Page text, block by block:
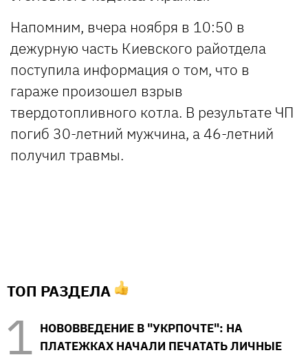
Напомним, вчера ноября в 10:50 в
дежурную часть Киевского райотдела
поступила информация о том, что в
гараже произошел взрыв
твердотопливного котла. В результате ЧП
погиб 30-летний мужчина, а 46-летний
получил травмы.
ТОП РАЗДЕЛА
НОВОВВЕДЕНИЕ В "УКРПОЧТЕ": НА
ПЛАТЕЖКАХ НАЧАЛИ ПЕЧАТАТЬ ЛИЧНЫЕ